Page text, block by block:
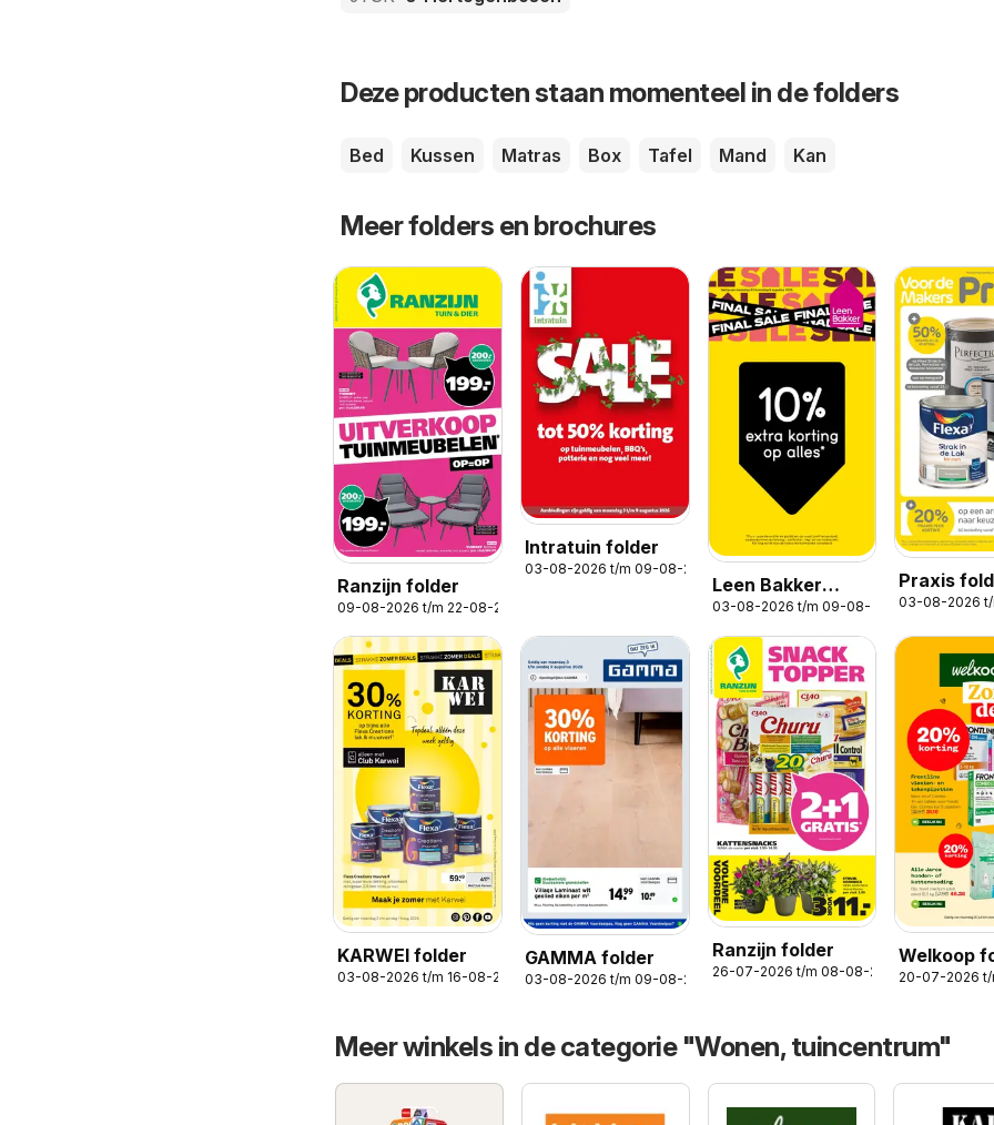
Deze producten staan momenteel in de folders
Bed Kussen Matras Box Tafel Mand Kan
Meer folders en brochures
Ranzijn folder
09-08-2026 t/m 22-08-2026
Intratuin folder
03-08-2026 t/m 09-08-2026
Leen Bakker
folder
03-08-2026 t/m 09-08-2026
Praxis
03-08-2026 t/
KARWEI folder
03-08-2026 t/m 16-08-2026
GAMMA folder
03-08-2026 t/m 09-08-2026
Ranzijn folder
26-07-2026 t/m 08-08-2026
Welkoop
20-07-2026 t/
Meer winkels in de categorie "Wonen, tuincentrum"